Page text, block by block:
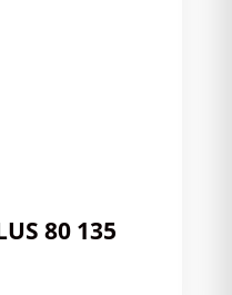
80 135